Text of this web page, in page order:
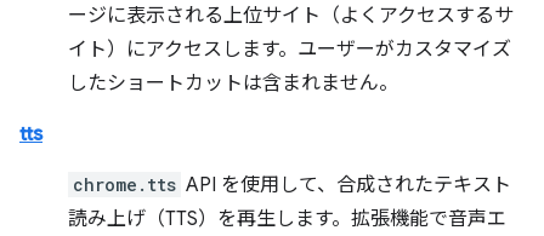
ージに表示される上位サイト（よくアクセスするサ
イト）にアクセスします。ユーザーがカスタマイズ
したショートカットは含まれません。
tts
chrome.tts API を使用して、合成されたテキスト
読み上げ（TTS）を再生します。拡張機能で音声エ